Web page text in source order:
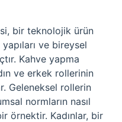
bir teknolojik ürün
ve bireysel
Kahve yapma
ve erkek rollerinin
Geleneksel rollerin
normların nasıl
örnektir. Kadınlar, bir